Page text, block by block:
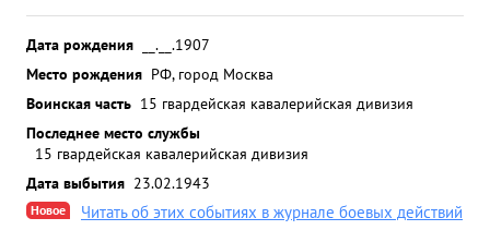
Дата рождения
__.__.1907
Место рождения РФ, город Москва
Воинская часть 15 гвардейская кавалерийская дивизия
Последнее место службы
15 гвардейская кавалерийская дивизия
Дата выбытия 23.02.1943
Новое
Читать об этих событиях в журнале боевых действий